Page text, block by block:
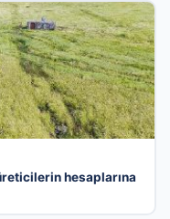
hesaplarına